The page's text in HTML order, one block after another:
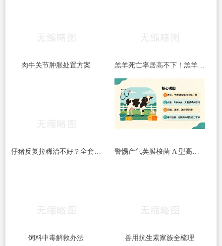
肉牛关节肿胀处置方案 羔羊死亡率居高不下！羔羊常见5大杀手病，早发现、早预防，少伤亡！​
饲料中毒解救办法 兽用抗生素家族全梳理